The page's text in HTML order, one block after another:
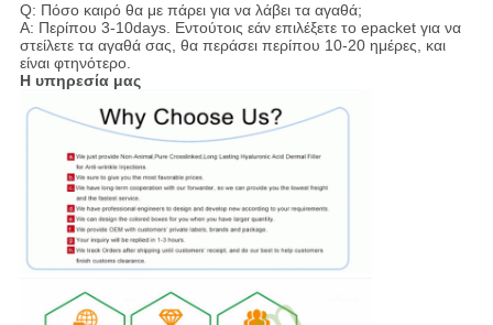
Q: Πόσο καιρό θα με πάρει για να λάβει τα αγαθά;
Α: Περίπου 3-10days. Εντούτοις εάν επιλέξετε το epacket για να
στείλετε τα αγαθά σας, θα περάσει περίπου 10-20 ημέρες, και
είναι φτηνότερο.
Η υπηρεσία μας